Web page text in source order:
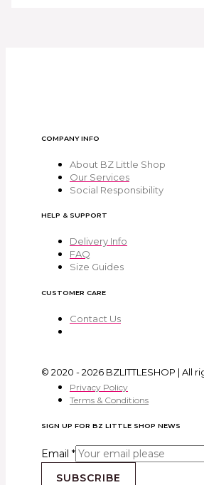
COMPANY INFO
About BZ Little Shop
Our Services
Social Responsibility
HELP & SUPPORT
Delivery Info
FAQ
Size Guides
CUSTOMER CARE
Contact Us
© 2020 - 2026 BZLITTLESHOP | All
Privacy Policy
Terms & Conditions
SIGN UP FOR BZ LITTLE SHOP NEWS
Email *
SUBSCRIBE